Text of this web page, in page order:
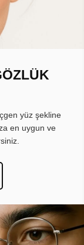
yüz şekline
en uygun ve